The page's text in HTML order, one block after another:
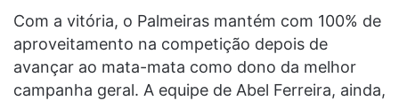
Com a vitória, o Palmeiras mantém com 100% de
aproveitamento na competição depois de
avançar ao mata-mata como dono da melhor
campanha geral. A equipe de Abel Ferreira, ainda,